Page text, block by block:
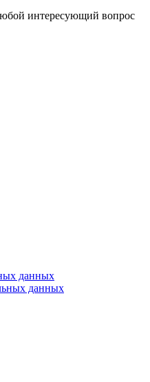
интересующий вопрос
данных
данных